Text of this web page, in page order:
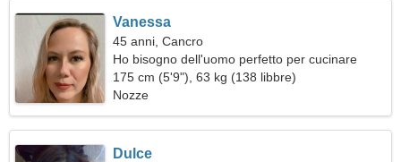
Vanessa
45 anni, Cancro
Ho bisogno dell'uomo perfetto per cucinare
insieme
175 cm (5'9"), 63 kg (138 libbre)
Nozze
Dulce